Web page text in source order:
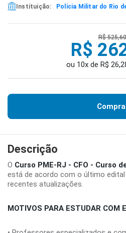
Instituição: Polícia Militar do Rio
R$ 525,60
R$
ou 10x de R$
Descrição
O Curso PME-RJ - CFO - Curso
está de acordo com o último
recentes atualizações.
MOTIVOS PARA ESTUDAR COM